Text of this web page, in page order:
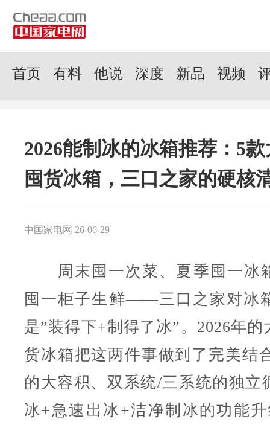
首页 有料 他说 深度 新品 视频
2026能制冰的冰箱推荐：5
囤货冰箱，三口之家的硬核
中国家电网 26-06-29
周末囤一次菜、夏季囤一冰
囤一柜子生鲜——三口之家对冰
是”装得下+制得了冰”。2026年
货冰箱把这两件事做到了完美结
的大容积、双系统/三系统的独立
冰+急速出冰+洁净制冰的功能